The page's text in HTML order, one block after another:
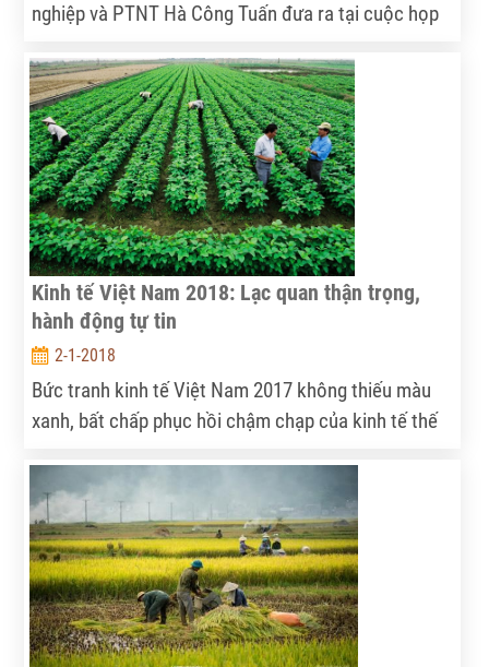
nghiệp và PTNT Hà Công Tuấn đưa ra tại cuộc họp
đến mục tiêu xây dựng nền nông nghiệp phát triển
toàn diện theo hướng hiện đại, bền vững có khả
năng cạnh tranh cao; tăng thu nhập và cải thiện đời
sống của dân cư nông thôn; quản lý và sử dụng hiệu
quả, bền vững tài nguyên thiên nhiên, bảo vệ môi
trường.
Kinh tế Việt Nam 2018: Lạc quan thận trọng,
hành động tự tin
2-1-2018
Bức tranh kinh tế Việt Nam 2017 không thiếu màu
xanh, bất chấp phục hồi chậm chạp của kinh tế thế